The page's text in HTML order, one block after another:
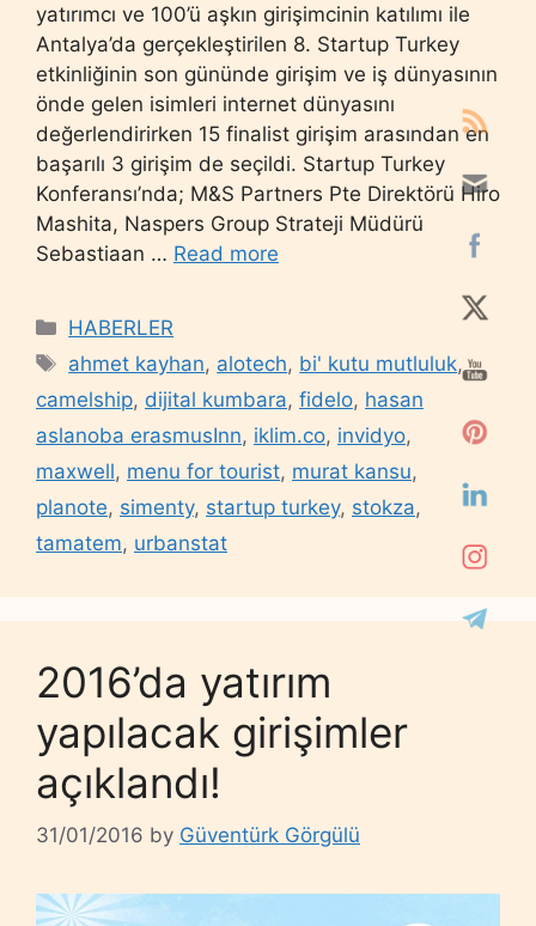
yatırımcı ve 100’ü aşkın girişimcinin katılımı ile
Antalya’da gerçekleştirilen 8. Startup Turkey
etkinliğinin son gününde girişim ve iş dünyasının
önde gelen isimleri internet dünyasını
değerlendirirken 15 finalist girişim arasından en
başarılı 3 girişim de seçildi. Startup Turkey
Konferansı’nda; M&S Partners Pte Direktörü Hiro
Mashita, Naspers Group Strateji Müdürü
Sebastiaan … Read more
Categories
HABERLER
Tags
ahmet kayhan, alotech, bi' kutu mutluluk,
camelship, dijital kumbara, fidelo, hasan
aslanoba erasmusInn, iklim.co, invidyo,
maxwell, menu for tourist, murat kansu,
planote, simenty, startup turkey, stokza,
tamatem, urbanstat
2016’da yatırım
yapılacak girişimler
açıklandı!
31/01/2016 by Güventürk Görgülü